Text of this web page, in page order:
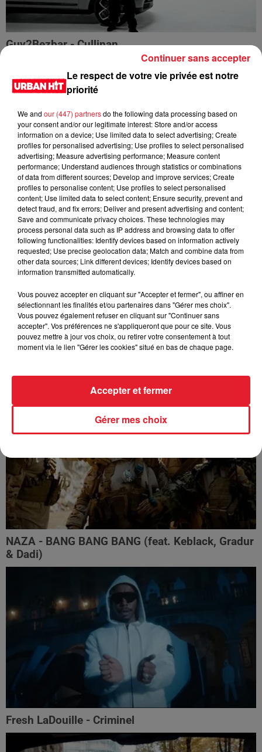
Guy2Bezbar - Cullinan
HIMRA, NINHO, NO PAIN NO GAIN - DANS LE DOS
GUIZMO - T’CHALLA
NAZA - BANG BANG BANG (feat. Keblack, Gradur
& Dadi)
Fresh LaDouille - Criminel
Le respect de votre vie privée est notre
priorité
We and our (447) partnersdo the following data processing based on
your consent and/or our legitimate interest: Store and/or access
information on a device; Use limited data to select advertising; Create
profiles for personalised advertising; Use profiles to select personalised
advertising; Measure advertising performance; Measure content
performance; Understand audiences through statistics or combinations
of data from different sources; Develop and improve services; Create
profiles to personalise content; Use profiles to select personalised
content; Use limited data to select content; Ensure security, prevent and
detect fraud, and fix errors; Deliver and present advertising and content;
Save and communicate privacy choices. These technologies may
process personal data such as IP address and browsing data to offer
following functionalities: Identify devices based on information actively
requested; Use precise geolocation data; Match and combine data from
other data sources; Link different devices; Identify devices based on
information transmitted automatically.
Vous pouvez accepter en cliquant sur "Accepter et fermer", ou affiner en
sélectionnant les finalités et/ou partenaires dans "Gérer mes choix".
Vous pouvez également refuser en cliquant sur "Continuer sans
accepter". Vos préférences ne s'appliqueront que pour ce site. Vous
pouvez mettre à jour vos choix, ou retirer votre consentement à tout
moment via le lien "Gérer les cookies" situé en bas de chaque page.
Gérer mes choix
Accepter et fermer
Continuer sans accepter